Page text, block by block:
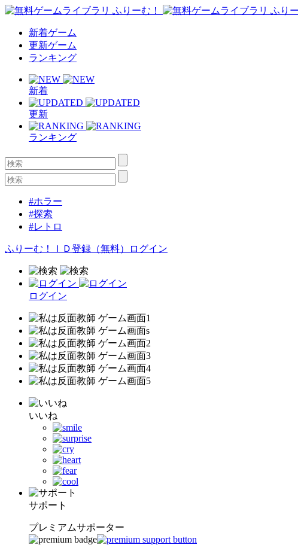
新着ゲーム
更新ゲーム
ランキング
新着
更新
ランキング
#ホラー
#探索
#レトロ
ふりーむ！ＩＤ登録（無料） ログイン
ログイン
いいね
サポート
プレミアムサポーター